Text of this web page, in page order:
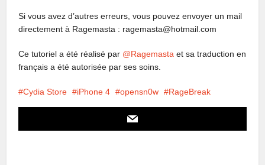
Si vous avez d’autres erreurs, vous pouvez envoyer un mail
directement à Ragemasta : ragemasta@hotmail.com
Ce tutoriel a été réalisé par @Ragemasta et sa traduction en
français a été autorisée par ses soins.
Cydia Store iPhone 4 opensn0w RageBreak